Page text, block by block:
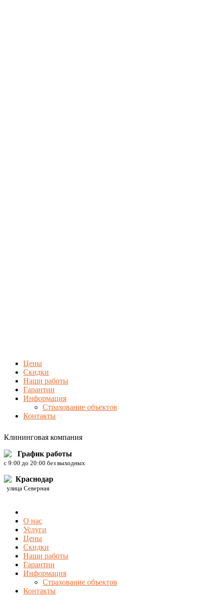
Цены
Скидки
Наши работы
Гарантии
Информация
Страхование объектов
Контакты
Клининговая компания
График работы
c 9:00 до 20:00 без выходных
Краснодар
улица Северная
О нас
Услуги
Цены
Скидки
Наши работы
Гарантии
Информация
Страхование объектов
Контакты